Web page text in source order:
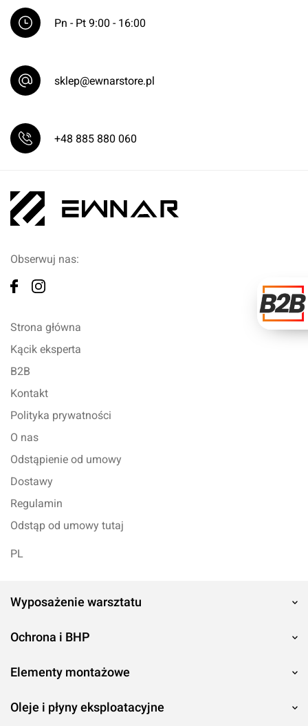
Pn - Pt 9:00 - 16:00
sklep@ewnarstore.pl
+48 885 880 060
Obserwuj nas:
Strona główna
Kącik eksperta
B2B
Kontakt
Polityka prywatności
O nas
Odstąpienie od umowy
Dostawy
Regulamin
Odstąp od umowy tutaj
PL
Wyposażenie warsztatu
Ochrona i BHP
Elementy montażowe
Oleje i płyny eksploatacyjne